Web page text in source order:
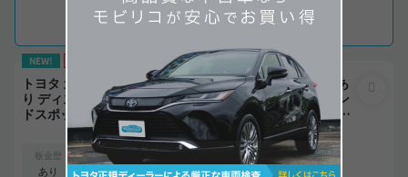
購入希望車リクエストはこちら
NEW!
トヨタ カローラツーリング ダブルバイビー 整備記録簿あ
り ディスプレイオーディオ ※ナビキットあり TV ブライン
ドスポットモニター オートクルーズ スマートキー ETC バ
ックモニター ドライブレコーダー フルエアロ 衝突軽減
板金歴
あり
外装
B A
支払総額
211.0万円